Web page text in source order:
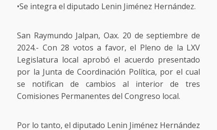
•Se integra el diputado Lenin Jiménez Hernández.
San Raymundo Jalpan, Oax. 20 de septiembre de
2024.- Con 28 votos a favor, el Pleno de la LXV
Legislatura local aprobó el acuerdo presentado
por la Junta de Coordinación Política, por el cual
se notifican de cambios al interior de tres
Comisiones Permanentes del Congreso local.
Por lo tanto, el diputado Lenin Jiménez Hernández